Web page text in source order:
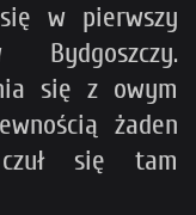
w pierwszy
się z owym
żaden
się tam